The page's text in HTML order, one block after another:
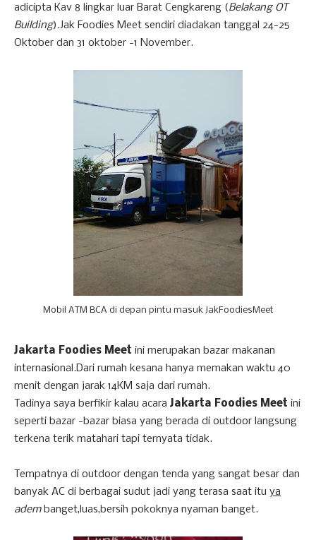
adicipta Kav 8 lingkar luar Barat Cengkareng (Belakang OT
Building).Jak Foodies Meet sendiri diadakan tanggal 24-25
Oktober dan 31 oktober -1 November.
Mobil ATM BCA di depan pintu masuk JakFoodiesMeet
Jakarta Foodies Meet ini merupakan bazar makanan
internasional.Dari rumah kesana hanya memakan waktu 40
menit dengan jarak 14KM saja dari rumah.
Tadinya saya berfikir kalau acara Jakarta Foodies Meet ini
seperti bazar -bazar biasa yang berada di outdoor langsung
terkena terik matahari tapi ternyata tidak.
Tempatnya di outdoor dengan tenda yang sangat besar dan
banyak AC di berbagai sudut jadi yang terasa saat itu ya
adem banget,luas,bersih pokoknya nyaman banget.